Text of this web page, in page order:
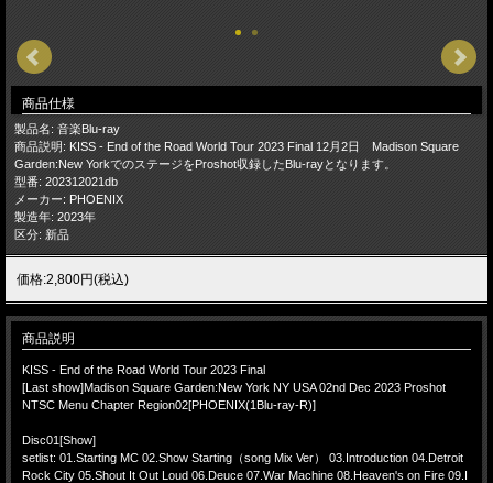
商品仕様
製品名: 音楽Blu-ray
商品説明: KISS - End of the Road World Tour 2023 Final 12月2日 Madison Square
Garden:New YorkでのステージをProshot収録したBlu-rayとなります。
型番: 202312021db
メーカー: PHOENIX
製造年: 2023年
区分: 新品
価格:2,800円(税込)
商品説明
KISS - End of the Road World Tour 2023 Final
[Last show]Madison Square Garden:New York NY USA 02nd Dec 2023 Proshot
NTSC Menu Chapter Region02[PHOENIX(1Blu-ray-R)]
Disc01[Show]
setlist: 01.Starting MC 02.Show Starting（song Mix Ver） 03.Introduction 04.Detroit
Rock City 05.Shout It Out Loud 06.Deuce 07.War Machine 08.Heaven's on Fire 09.I